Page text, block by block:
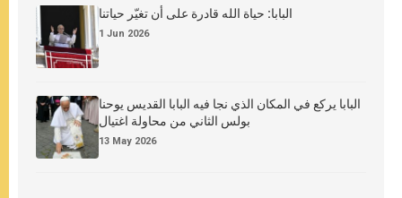
البابا: حياة الله قادرة على أن تغيّر حياتنا
1 Jun 2026
البابا يركع في المكان الذي نجا فيه البابا القديس يوحنا
بولس الثاني من محاولة اغتيال
13 May 2026